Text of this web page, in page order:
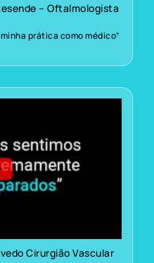
– Oftalmologista
prática como médico”
Cirurgião Vascular